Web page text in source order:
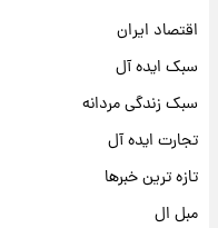
اقتصاد ایران
سبک ایده آل
سبک زندگی مردانه
تجارت ایده آل
تازه ترین خبرها
مبل ال